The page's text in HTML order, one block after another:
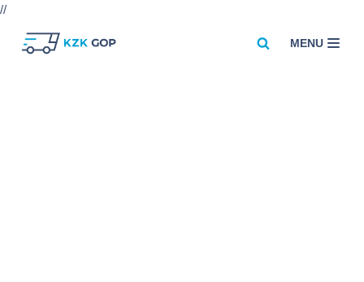
//
MENU